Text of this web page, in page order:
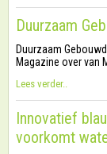
Duurzaam
Duurzaam
Magazine over van
Lees verder..
Innovatief
voorkomt